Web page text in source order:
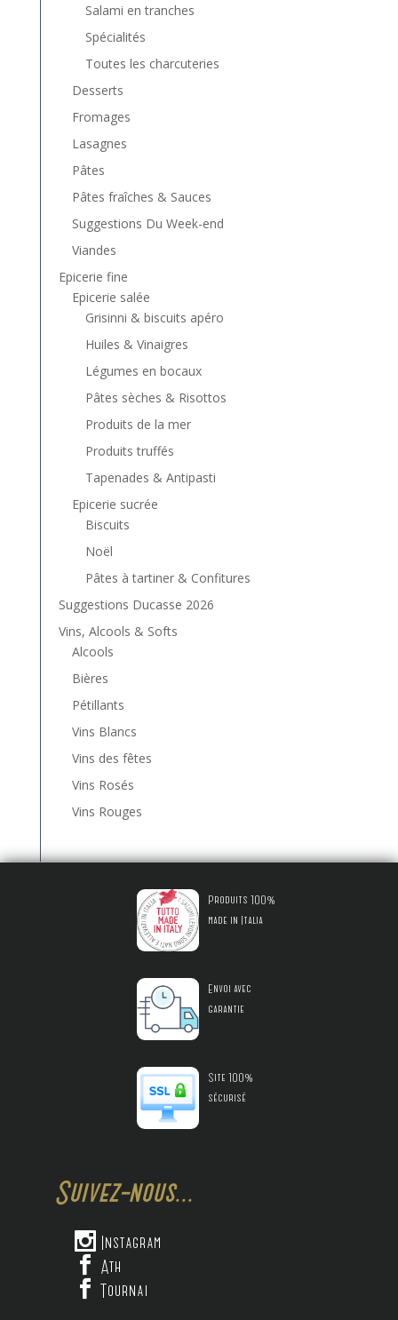
Salami en tranches
Spécialités
Toutes les charcuteries
Desserts
Fromages
Lasagnes
Pâtes
Pâtes fraîches & Sauces
Suggestions Du Week-end
Viandes
Epicerie fine
Epicerie salée
Grisinni & biscuits apéro
Huiles & Vinaigres
Légumes en bocaux
Pâtes sèches & Risottos
Produits de la mer
Produits truffés
Tapenades & Antipasti
Epicerie sucrée
Biscuits
Noël
Pâtes à tartiner & Confitures
Suggestions Ducasse 2026
Vins, Alcools & Softs
Alcools
Bières
Pétillants
Vins Blancs
Vins des fêtes
Vins Rosés
Vins Rouges
Produits 100%
made in Italia
Envoi avec
garantie
Site 100%
sécurisé
Suivez-nous...
 Instagram
 Ath
 Tournai